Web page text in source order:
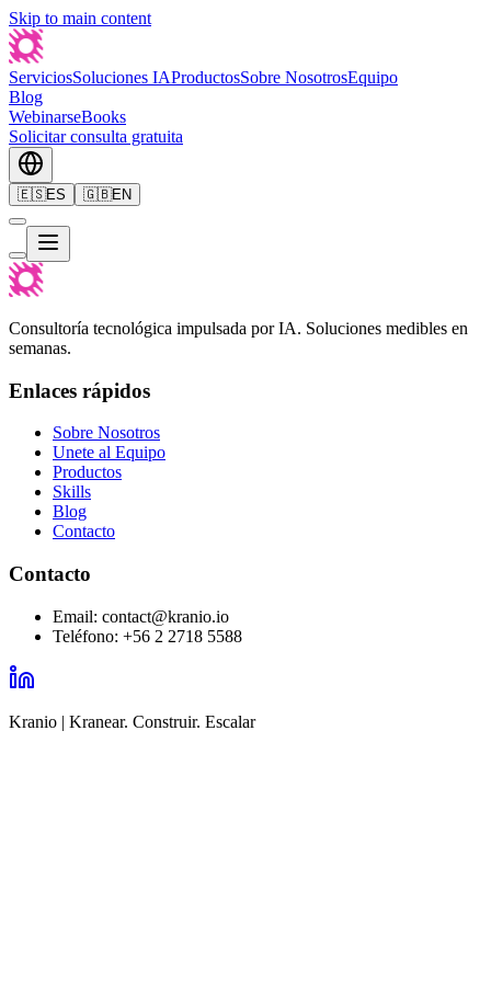
Skip to main content
ServiciosSoluciones IAProductosSobre NosotrosEquipo
Blog
WebinarseBooks
Solicitar consulta gratuita
🇪🇸ES 🇬🇧EN
Consultoría tecnológica impulsada por IA. Soluciones medibles en
semanas.
Enlaces rápidos
Sobre Nosotros
Unete al Equipo
Productos
Skills
Blog
Contacto
Contacto
Email: contact@kranio.io
Teléfono: +56 2 2718 5588
Kranio | Kranear. Construir. Escalar